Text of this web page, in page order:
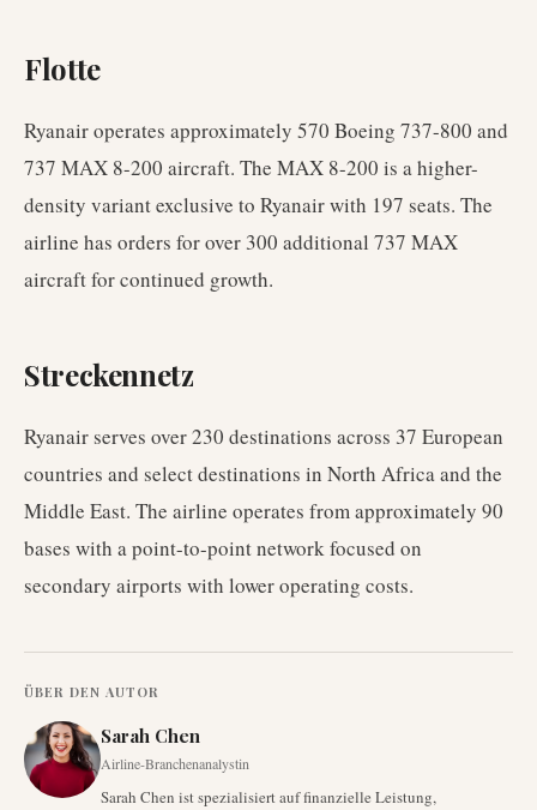
Flotte
Ryanair operates approximately 570 Boeing 737-800 and
737 MAX 8-200 aircraft. The MAX 8-200 is a higher-
density variant exclusive to Ryanair with 197 seats. The
airline has orders for over 300 additional 737 MAX
aircraft for continued growth.
Streckennetz
Ryanair serves over 230 destinations across 37 European
countries and select destinations in North Africa and the
Middle East. The airline operates from approximately 90
bases with a point-to-point network focused on
secondary airports with lower operating costs.
ÜBER DEN AUTOR
Sarah Chen
Airline-Branchenanalystin
Sarah Chen ist spezialisiert auf finanzielle Leistung,